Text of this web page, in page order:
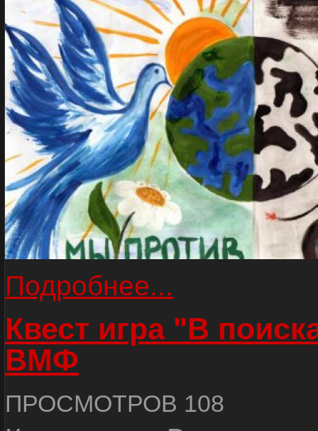
Подробнее...
Квест игра "В
ВМФ
ПРОСМОТРОВ 108